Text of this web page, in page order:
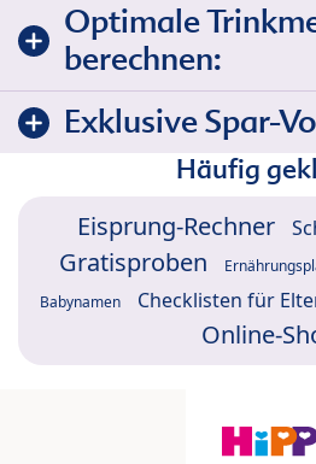
Optimale
berechnen:
Exklusive Spar-
Häufig
Eisprung-Rechner
Gratisproben
Babynamen Checklisten für
Online-